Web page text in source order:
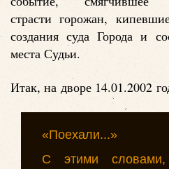
страсти горожан,
создания суда Города и
места Судьи.
Итак, на дворе 14.01.2002
«Поехали...»
С этими